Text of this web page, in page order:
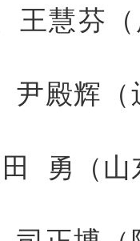
王慧芬
尹殿辉（
勇（山